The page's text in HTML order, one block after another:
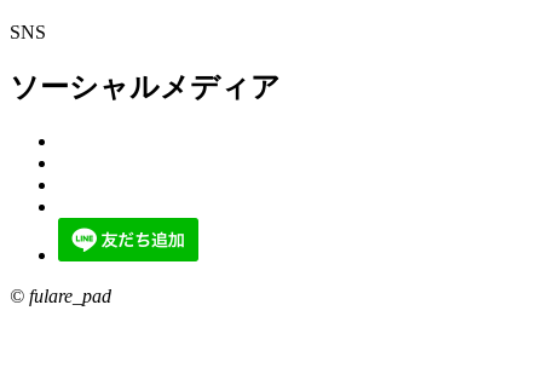
SNS
ソーシャルメディア
© fulare_pad